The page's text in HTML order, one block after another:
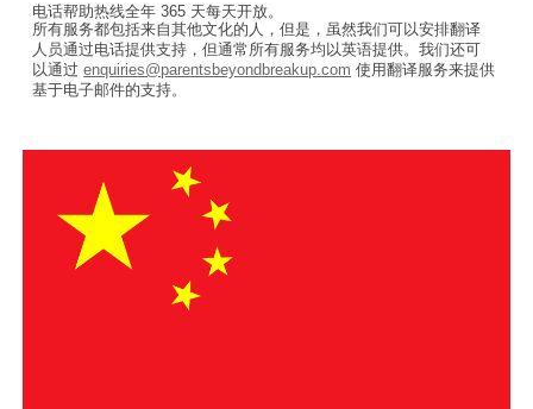
电话帮助热线全年 365 天每天开放。
所有服务都包括来自其他文化的人，但是，虽然我们可以安排翻译
人员通过电话提供支持，但通常所有服务均以英语提供。我们还可
以通过enquiries@parentsbeyondbreakup.com 使用翻译服务来提供
基于电子邮件的支持。